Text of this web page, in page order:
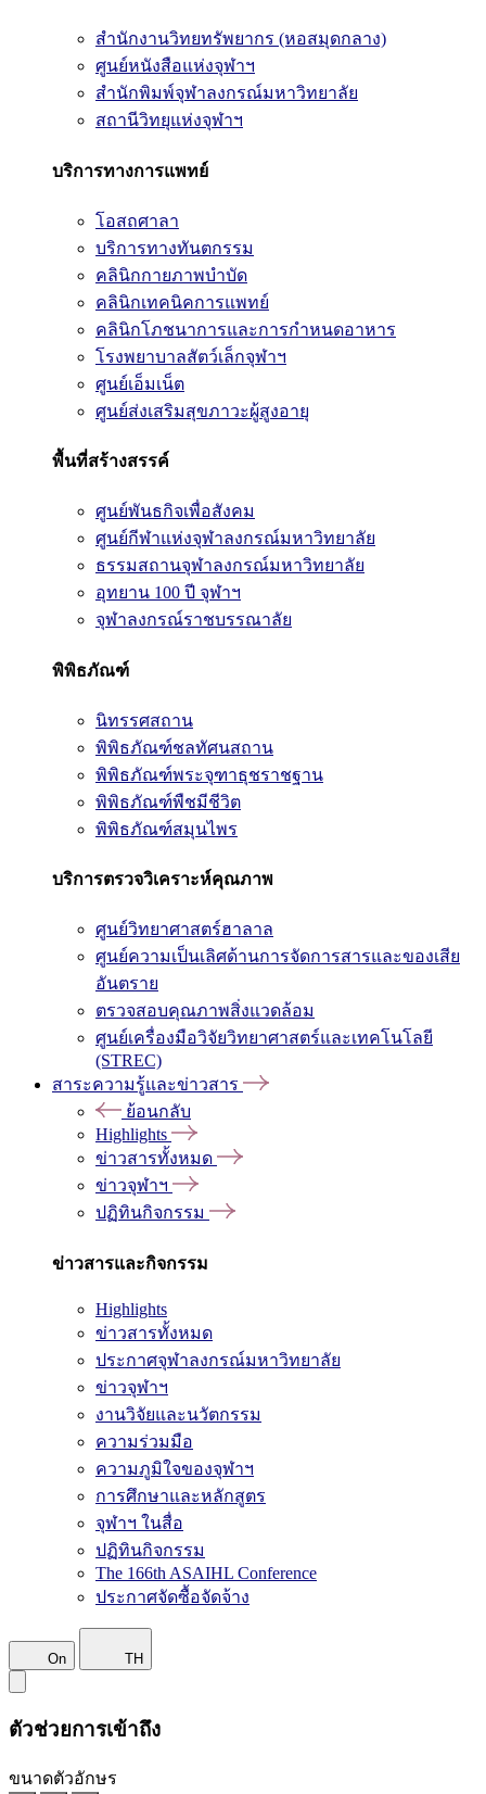
สำนักงานวิทยทรัพยากร (หอสมุดกลาง)
ศูนย์หนังสือแห่งจุฬาฯ
สำนักพิมพ์จุฬาลงกรณ์มหาวิทยาลัย
สถานีวิทยุแห่งจุฬาฯ
บริการทางการแพทย์
โอสถศาลา
บริการทางทันตกรรม
คลินิกกายภาพบำบัด
คลินิกเทคนิคการแพทย์
คลินิกโภชนาการและการกำหนดอาหาร
โรงพยาบาลสัตว์เล็กจุฬาฯ
ศูนย์เอ็มเน็ต
ศูนย์ส่งเสริมสุขภาวะผู้สูงอายุ
พื้นที่สร้างสรรค์
ศูนย์พันธกิจเพื่อสังคม
ศูนย์กีฬาแห่งจุฬาลงกรณ์มหาวิทยาลัย
ธรรมสถานจุฬาลงกรณ์มหาวิทยาลัย
อุทยาน 100 ปี จุฬาฯ
จุฬาลงกรณ์ราชบรรณาลัย
พิพิธภัณฑ์
นิทรรศสถาน
พิพิธภัณฑ์ชลทัศนสถาน
พิพิธภัณฑ์พระจุฑาธุชราชฐาน
พิพิธภัณฑ์พืชมีชีวิต
พิพิธภัณฑ์สมุนไพร
บริการตรวจวิเคราะห์คุณภาพ
ศูนย์วิทยาศาสตร์ฮาลาล
ศูนย์ความเป็นเลิศด้านการจัดการสารและของเสีย
อันตราย
ตรวจสอบคุณภาพสิ่งแวดล้อม
ศูนย์เครื่องมือวิจัยวิทยาศาสตร์และเทคโนโลยี
(STREC)
สาระความรู้และข่าวสาร
ย้อนกลับ
Highlights
ข่าวสารทั้งหมด
ข่าวจุฬาฯ
ปฏิทินกิจกรรม
ข่าวสารและกิจกรรม
Highlights
ข่าวสารทั้งหมด
ประกาศจุฬาลงกรณ์มหาวิทยาลัย
ข่าวจุฬาฯ
งานวิจัยและนวัตกรรม
ความร่วมมือ
ความภูมิใจของจุฬาฯ
การศึกษาและหลักสูตร
จุฬาฯ ในสื่อ
ปฏิทินกิจกรรม
The 166th ASAIHL Conference
ประกาศจัดซื้อจัดจ้าง
On TH
ตัวช่วยการเข้าถึง
ขนาดตัวอักษร